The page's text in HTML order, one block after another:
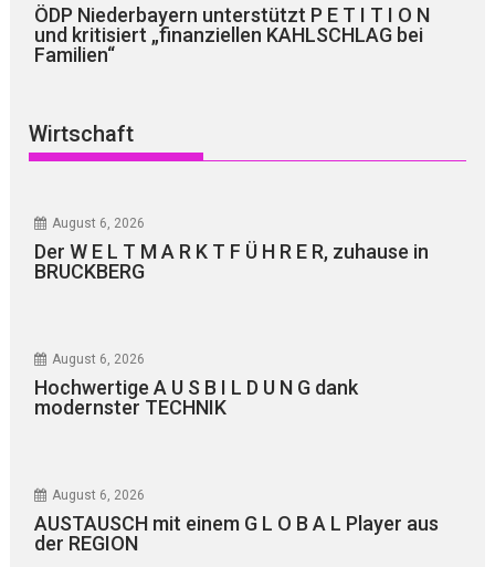
ÖDP Niederbayern unterstützt P E T I T I O N
und kritisiert „finanziellen KAHLSCHLAG bei
Familien“
Wirtschaft
August 6, 2026
Der W E L T M A R K T F Ü H R E R, zuhause in
BRUCKBERG
August 6, 2026
Hochwertige A U S B I L D U N G dank
modernster TECHNIK
August 6, 2026
AUSTAUSCH mit einem G L O B A L Player aus
der REGION